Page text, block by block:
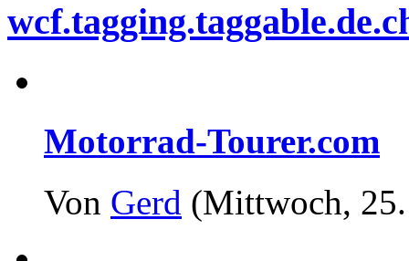
Motorrad-Tourer.com
Von Gerd (Mittwoch,